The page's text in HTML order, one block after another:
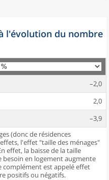
l'évolution du nombre
–2,0
2,0
–3,9
(donc de résidences
l'effet "taille des ménages"
effet, la baisse de la taille
besoin en logement augmente
complément est appelé effet
positifs ou négatifs.